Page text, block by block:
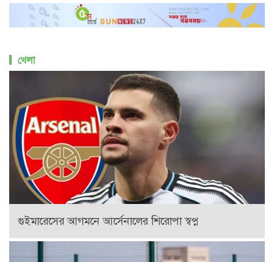
খেলা
গুইমারেসের আগমনে আর্সেনালের শিরোপা স্বপ্ন